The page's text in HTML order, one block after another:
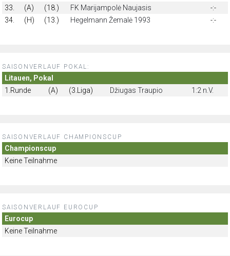
33.
(A) (18.) FK Marijampolė Naujasis
-:-
34.
(H) (13.) Hegelmann Žemalė 1993 -:-
SAISONVERLAUF POKAL:
Litauen, Pokal
1.Runde
(A) (3.Liga) Džiugas Traupio 1:2 n.V.
SAISONVERLAUF CHAMPIONSCUP
Championscup
Keine Teilnahme
SAISONVERLAUF EUROCUP
Eurocup
Keine Teilnahme